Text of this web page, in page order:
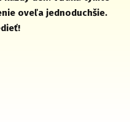
oveľa jednoduchšie.